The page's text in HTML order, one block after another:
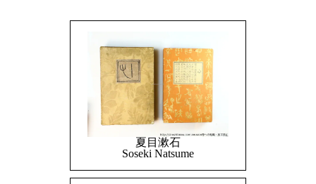
夏目漱石
Soseki Natsume